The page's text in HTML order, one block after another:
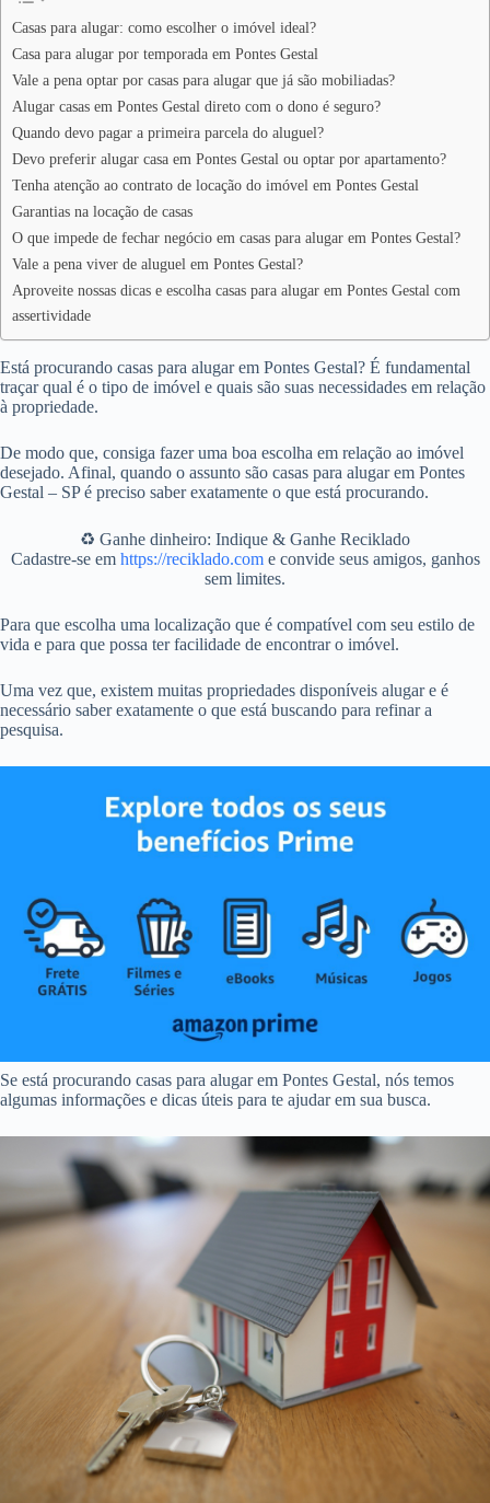
Casas para alugar: como escolher o imóvel ideal?
Casa para alugar por temporada em Pontes Gestal
Vale a pena optar por casas para alugar que já são mobiliadas?
Alugar casas em Pontes Gestal direto com o dono é seguro?
Quando devo pagar a primeira parcela do aluguel?
Devo preferir alugar casa em Pontes Gestal ou optar por apartamento?
Tenha atenção ao contrato de locação do imóvel em Pontes Gestal
Garantias na locação de casas
O que impede de fechar negócio em casas para alugar em Pontes Gestal?
Vale a pena viver de aluguel em Pontes Gestal?
Aproveite nossas dicas e escolha casas para alugar em Pontes Gestal com
assertividade
Está procurando casas para alugar em Pontes Gestal? É fundamental
traçar qual é o tipo de imóvel e quais são suas necessidades em relação
à propriedade.
De modo que, consiga fazer uma boa escolha em relação ao imóvel
desejado. Afinal, quando o assunto são casas para alugar em Pontes
Gestal – SP é preciso saber exatamente o que está procurando.
♻️ Ganhe dinheiro: Indique & Ganhe Reciklado
Cadastre-se em https://reciklado.come convide seus amigos, ganhos
sem limites.
Para que escolha uma localização que é compatível com seu estilo de
vida e para que possa ter facilidade de encontrar o imóvel.
Uma vez que, existem muitas propriedades disponíveis alugar e é
necessário saber exatamente o que está buscando para refinar a
pesquisa.
Se está procurando casas para alugar em Pontes Gestal, nós temos
algumas informações e dicas úteis para te ajudar em sua busca.